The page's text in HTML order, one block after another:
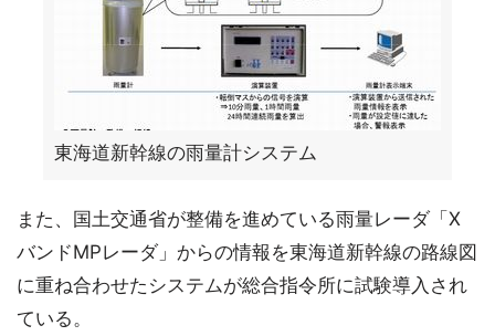
東海道新幹線の雨量計システム
また、国土交通省が整備を進めている雨量レーダ「X
バンドMPレーダ」からの情報を東海道新幹線の路線図
に重ね合わせたシステムが総合指令所に試験導入され
ている。